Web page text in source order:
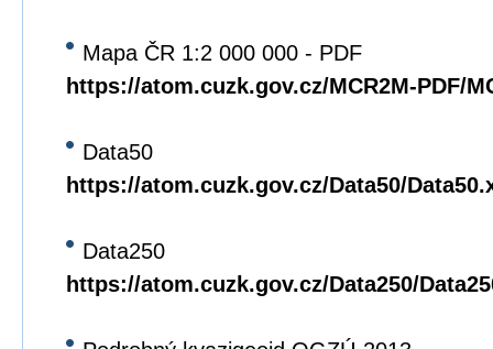
Mapa ČR 1:2 000 000 - PDF
https://atom.cuzk.gov.cz/MCR2M-PDF/
Data50
https://atom.cuzk.gov.cz/Data50/
Data250
https://atom.cuzk.gov.cz/Data250/